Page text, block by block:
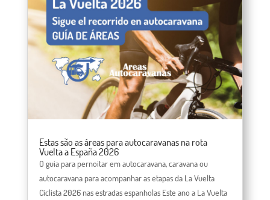
Estas são as áreas para autocaravanas na rota
Vuelta a España 2026
O guia para pernoitar em autocaravana, caravana ou
autocaravana para acompanhar as etapas da La Vuelta
Ciclista 2026 nas estradas espanholas Este ano a La Vuelta